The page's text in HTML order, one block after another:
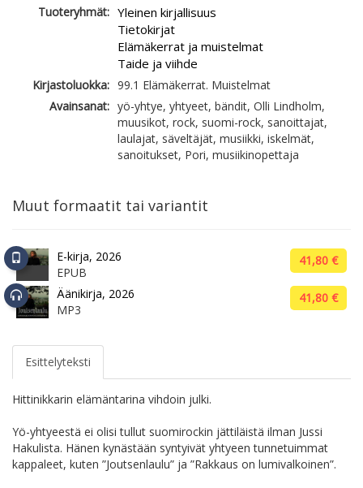
Tuoteryhmät: Yleinen kirjallisuus
Tietokirjat
Elämäkerrat ja muistelmat
Taide ja viihde
Kirjastoluokka: 99.1 Elämäkerrat. Muistelmat
Avainsanat: yö-yhtye, yhtyeet, bändit, Olli Lindholm,
muusikot, rock, suomi-rock, sanoittajat,
laulajat, säveltäjät, musiikki, iskelmät,
sanoitukset, Pori, musiikinopettaja
Muut formaatit tai variantit
E-kirja, 2026
EPUB
41,80 €
Äänikirja, 2026
MP3
41,80 €
Esittelyteksti
Hittinikkarin elämäntarina vihdoin julki.
Yö-yhtyeestä ei olisi tullut suomirockin jättiläistä ilman Jussi
Hakulista. Hänen kynästään syntyivät yhtyeen tunnetuimmat
kappaleet, kuten ”Joutsenlaulu” ja ”Rakkaus on lumivalkoinen”.